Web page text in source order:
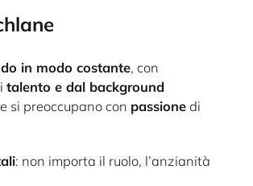
in modo costante, con
talento e dal background
si preoccupano con passionedi
: non importa il ruolo, l’anzianità